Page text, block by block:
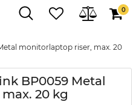
0
monitorlaptop riser, max. 20
BP0059 Metal
20 kg